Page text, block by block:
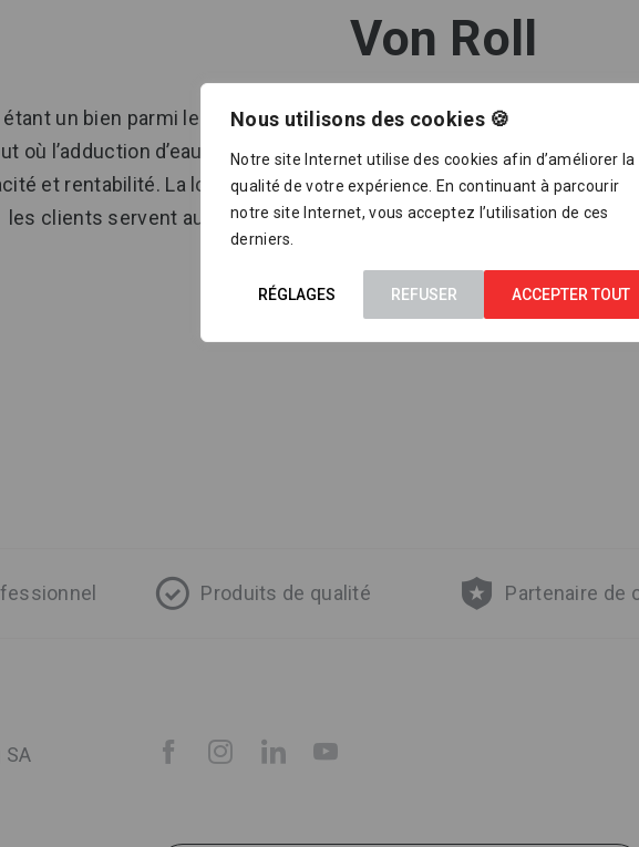
Nous utilisons des cookies 🍪
Notre site Internet utilise des cookies afin d’améliorer la
qualité de votre expérience. En continuant à parcourir
notre site Internet, vous acceptez l’utilisation de ces
derniers.
RÉGLAGES REFUSER ACCEPTER TOUT
Von Roll
étant un bien parmi les plus précieux, il faut en prendre grand soin.
où l’adduction d’eau et de gaz, ainsi que l’assainissement des
et rentabilité. La longue expérience, la connaissance des
les clients servent au développement continuel de nouveaux
Produits de qualité Partenaire de
SA